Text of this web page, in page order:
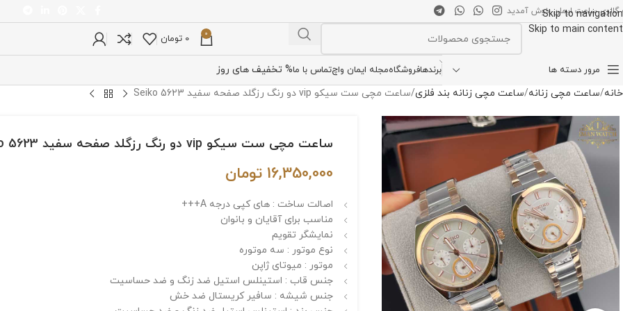
Skip to navigation
Skip to main content
گالری ساعت ایمان خوش آمدید
0
0 تومان
مرور دسته ها برندهافروشگاهمجله ایمان واچتماس با ما% تخفیف های روز
خانه ساعت مچی زنانه ساعت مچی زنانه بند فلزی ساعت مچی ست سیکو vip دو رنگ رزگلد صفحه سفید Seiko 5623
ساعت مچی ست سیکو vip دو رنگ رزگلد صفحه سفید Seiko 5623
16,350,000 تومان
اصالت ساخت : های کپی درجه A+++
مناسب برای آقایان و بانوان
نمایشگر تقویم
نوع موتور : سه موتوره
موتور : میوتای ژاپن
جنس قاب : استینلس استیل ضد زنگ و ضد حساسیت
جنس شیشه : سافیر کریستال ضد خش